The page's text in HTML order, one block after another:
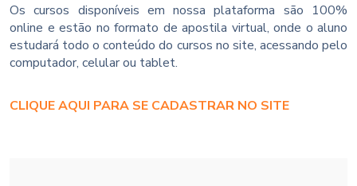
Os cursos disponíveis em nossa plataforma são 100%
online e estão no formato de apostila virtual, onde o aluno
estudará todo o conteúdo do cursos no site, acessando pelo
computador, celular ou tablet.
CLIQUE AQUI PARA SE CADASTRAR NO SITE